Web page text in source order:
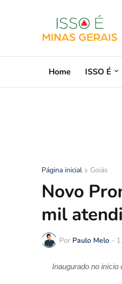
Home ISSO É
Página inicial Goiás
Novo
mil
Por Paulo Melo -
Inaugurado no início